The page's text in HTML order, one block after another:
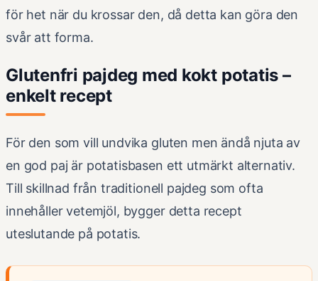
för het när du krossar den, då detta kan göra den
svår att forma.
Glutenfri pajdeg med kokt potatis –
enkelt recept
För den som vill undvika gluten men ändå njuta av
en god paj är potatisbasen ett utmärkt alternativ.
Till skillnad från traditionell pajdeg som ofta
innehåller vetemjöl, bygger detta recept
uteslutande på potatis.